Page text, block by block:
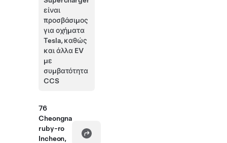
είναι
προσβάσιμος
για οχήματα
Tesla, καθώς
και άλλα EV
με
συμβατότητα
CCS
76
Cheongna
ruby-ro
Incheon,